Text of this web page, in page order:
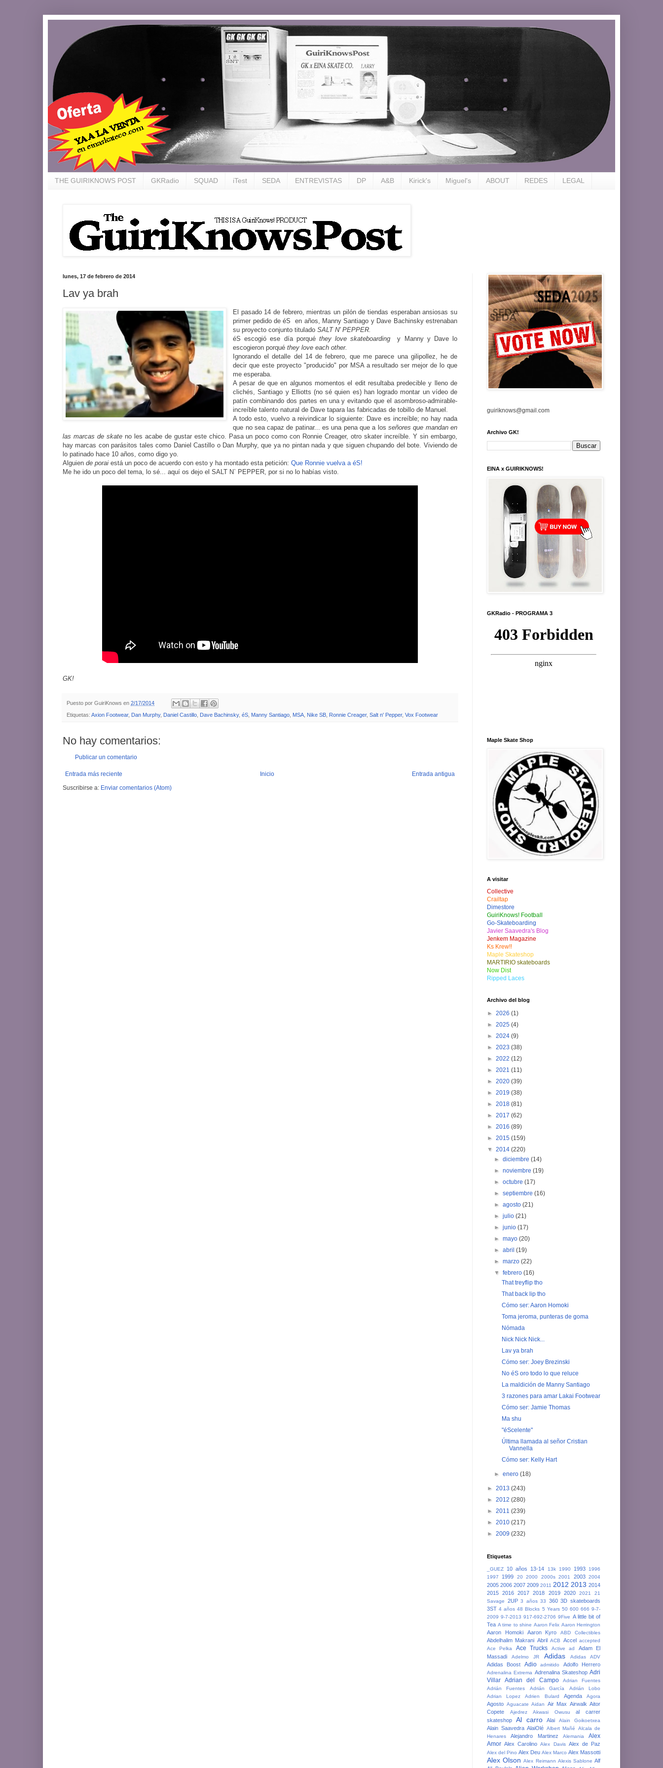
THE GUIRIKNOWS POST GKRadio SQUAD iTest SEDA ENTREVISTAS DP A&B Kirick's Miguel's ABOUT REDES LEGAL
lunes, 17 de febrero de 2014
Lav ya brah
El pasado 14 de febrero, mientras un pilón de tiendas esperaban ansiosas su
primer pedido de éS en años, Manny Santiago y Dave Bachinsky estrenaban
su proyecto conjunto tituladoSALT N' PEPPER.
éS escogió ese día porqué they love skateboarding
y Manny y Dave lo
escogieron porquéthey love each other.
Ignorando el detalle del 14 de febrero, que me parece una gilipollez, he de
decir que este proyecto "producido" por MSA a resultado ser mejor de lo que
me esperaba.
A pesar de que en algunos momentos el edit resultaba predecible y lleno de
clichés, Santiago y Elliotts (no sé quien es) han logrado montar un vídeo de
patín combinando dos partes en una y evitando que el asombroso-admirable-
increíble talento natural de Dave tapara las fabricadas de tobillo de Manuel.
A todo esto, vuelvo a reivindicar lo siguiente: Dave es increíble; no hay nada
que no sea capaz de patinar... es una pena que a losseñores que mandan en
las marcas de skateno les acabe de gustar este chico. Pasa un poco como con Ronnie Creager, otro skater increíble. Y sin embargo,
hay marcas con parásitos tales como Daniel Castillo o Dan Murphy, que ya no pintan nada y que siguen chupando del bote. Viviendo de
lo patinado hace 10 años, como digo yo.
Alguien de porai está un poco de acuerdo con esto y ha montado esta petición: Que Ronnie vuelva a éS!
Me he ido un poco del tema, lo sé... aquí os dejo el SALT N` PEPPER, por si no lo habías visto.
GK!
Puesto por GuiriKnows en 2/17/2014
Etiquetas: Axion Footwear, Dan Murphy, Daniel Castillo Dave Bachinsky, éS Manny Santiago MSA Nike SB Ronnie Creager, Salt n' Pepper, Vox Footwear
No hay comentarios:
Publicar un comentario
Entrada más reciente Entrada antigua
Inicio
Suscribirse a: Enviar comentarios (Atom)
guiriknows@gmail.com
Archivo GK!
EINA x GUIRIKNOWS!
GKRadio - PROGRAMA 3
Maple Skate Shop
A visitar
Collective
Crailtap
Dimestore
GuiriKnows! Football
Go-Skateboarding
Javier Saavedra's Blog
Jenkem Magazine
Ks Krew!!
Maple Skateshop
MARTIRIO skateboards
Now Dist
Ripped Laces
Archivo del blog
► 2026 (1)
► 2025 (4)
► 2024 (9)
► 2023 (38)
► 2022 (12)
► 2021 (11)
► 2020 (39)
► 2019 (38)
► 2018 (81)
► 2017 (62)
► 2016 (89)
► 2015 (159)
▼ 2014 (220)
►diciembre(14)
►noviembre(19)
►octubre(17)
►septiembre(16)
►agosto(21)
►julio(21)
►junio(17)
►mayo(20)
►abril(19)
►marzo(22)
▼febrero(16)
That treyflip tho
That back lip tho
Cómo ser: Aaron Homoki
Toma jeroma, punteras de goma
Nómada
Nick Nick Nick...
Lav ya brah
Cómo ser: Joey Brezinski
No éS oro todo lo que reluce
La maldición de Manny Santiago
3 razones para amar Lakai Footwear
Cómo ser: Jamie Thomas
Ma shu
"éScelente"
Última llamada al señor Cristian
Vannella
Cómo ser: Kelly Hart
►enero(18)
► 2013 (243)
► 2012 (280)
► 2011 (239)
► 2010 (217)
► 2009 (232)
Etiquetas
_GUEZ 10 años 13-14 13k 1990 1993
1996
1997
1999 20 2000 2000s 2001 2003 2004
2005 2006 2007 2009 2011 2012 2013 2014
2015 2016 2017 2018 2019 2020 2021
21
Savage
2UP 3 años 33 360 3D skateboards
3ST 4 años 48 Blocks 5 Years 50 600 666 9-7-
2009 9-7-2013 917-692-2706 9Five A little bit of
Tea A time to shine Aaron Felix Aaron Herrington
Aaron Homoki Aaron Kyro ABD Collectibles
Abdelhalim Makrani Abril ACB Accel accepted
Ace Pelka
Ace Trucks Active ad
Adam El
Massadi
Adelmo JR Adidas Adidas ADV
Adidas Boost Adio admitido Adolfo Herrero
Adrenalina Extrema Adrenalina Skateshop Adri
Villar Adrian del Campo
Adrian Fuentes
Adrián Fuentes
Adrián García
Adrián Lobo
Adrian Lopez
Adrien Bulard Agenda Agora
Agosto Aguacate Aidan Air Max Airwalk Aitor
Copete
Ajedrez Akwasi Owusu
al carrer
skateshop
Al carro Alai Alain Goikoetxea
Alain Saavedra AlaiOlé Albert Mañé
Alcala de
Henares
Alejandro Martinez Alemania
Alex
Amor Alex Carolino Alex Davis Alex de Paz
Alex del Pino Alex Deu Alex Marco Alex Massotti
Alex Olson Alex Reimann Alexis Sablone Alf